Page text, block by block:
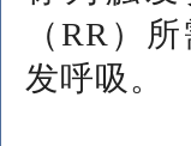
（RR）
发呼吸。